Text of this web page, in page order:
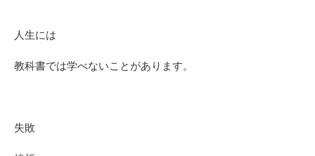
人生には
教科書では学べないことがあります。
失敗